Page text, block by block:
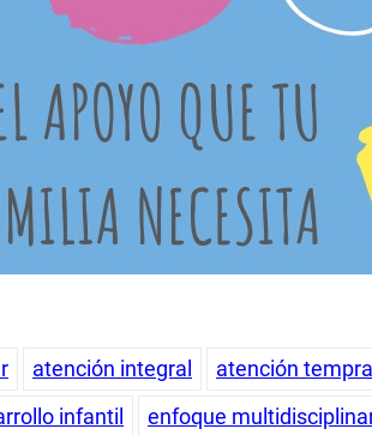
atención integral atención
infantil enfoque